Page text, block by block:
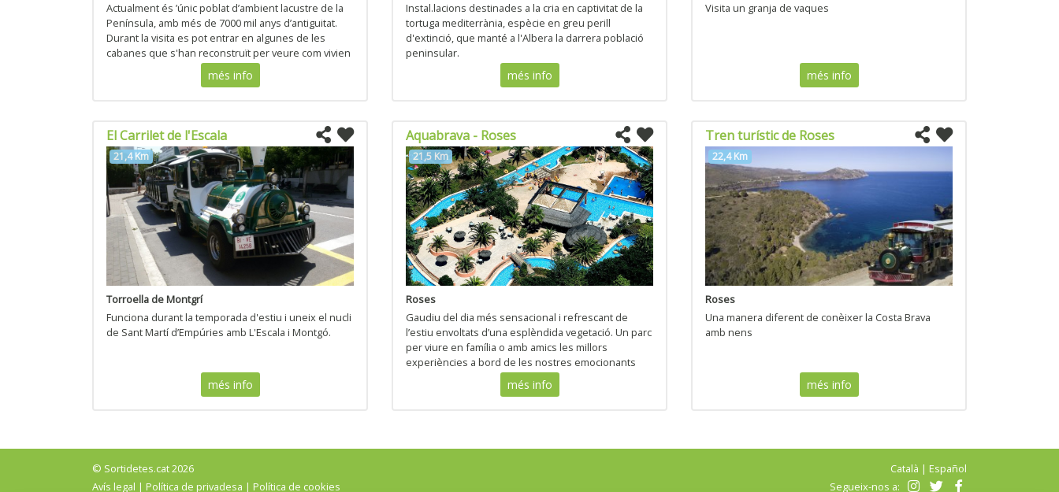
Actualment és ’únic poblat d’ambient lacustre de la
Península, amb més de 7000 mil anys d’antiguitat.
Durant la visita es pot entrar en algunes de les
cabanes que s'han reconstruït per veure com vivien
durant aquest període de la prehistòria.
més info
Instal.lacions destinades a la cria en captivitat de la
tortuga mediterrània, espècie en greu perill
d'extinció, que manté a l'Albera la darrera població
peninsular.
més info
Visita un granja de vaques
més info
El Carrilet de l'Escala
21,4 Km
Torroella de Montgrí
Funciona durant la temporada d'estiu i uneix el nucli
de Sant Martí d’Empúries amb L'Escala i Montgó.
més info
Aquabrava - Roses
21,5 Km
Roses
Gaudiu del dia més sensacional i refrescant de
l’estiu envoltats d’una esplèndida vegetació. Un parc
per viure en família o amb amics les millors
experiències a bord de les nostres emocionants
més info
Tren turístic de Roses
22,4 Km
Roses
Una manera diferent de conèixer la Costa Brava
amb nens
més info
© Sortidetes.cat 2026 Català | Español
Avís legal | Política de privadesa | Política de cookies Segueix-nos a: